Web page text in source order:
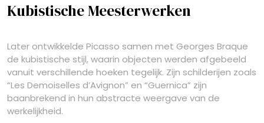
Kubistische Meesterwerken
Later ontwikkelde Picasso samen met Georges Braque
de kubistische stijl, waarin objecten werden afgebeeld
vanuit verschillende hoeken tegelijk. Zijn schilderijen zoals
“Les Demoiselles d’Avignon” en “Guernica” zijn
baanbrekend in hun abstracte weergave van de
werkelijkheid.